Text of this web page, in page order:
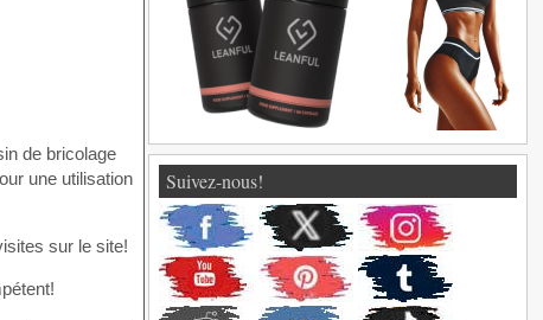
de bricolage
une utilisation
sur le site!
Suivez-nous!